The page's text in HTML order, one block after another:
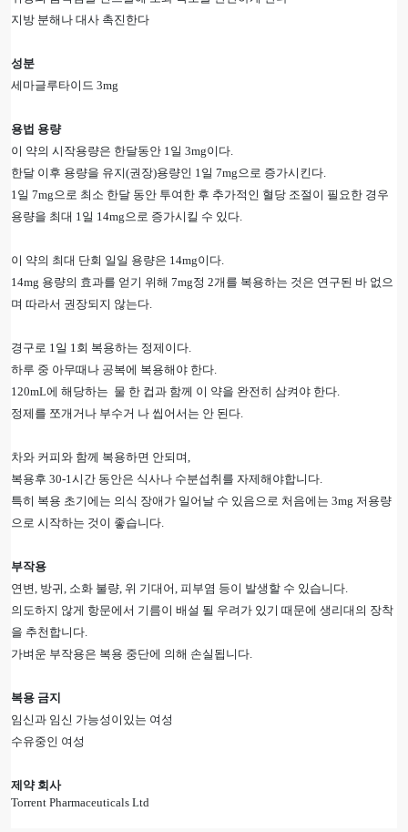
지방 분해나 대사 촉진한다
성분
세마글루타이드 3mg
용법 용량
이 약의 시작용량은 한달동안 1일 3mg이다.
한달 이후 용량을 유지(권장)용량인 1일 7mg으로 증가시킨다.
1일 7mg으로 최소 한달 동안 투여한 후 추가적인 혈당 조절이 필요한 경우
용량을 최대 1일 14mg으로 증가시킬 수 있다.
이 약의 최대 단회 일일 용량은 14mg이다.
14mg 용량의 효과를 얻기 위해 7mg정 2개를 복용하는 것은 연구된 바 없으
며 따라서 권장되지 않는다.
경구로 1일 1회 복용하는 정제이다.
하루 중 아무때나 공복에 복용해야 한다.
120mL에 해당하는 물 한 컵과 함께 이 약을 완전히 삼켜야 한다.
정제를 쪼개거나 부수거 나 씹어서는 안 된다.
차와 커피와 함께 복용하면 안되며,
복용후 30-1시간 동안은 식사나 수분섭취를 자제해야합니다.
특히 복용 초기에는 의식 장애가 일어날 수 있음으로 처음에는 3mg 저용량
으로 시작하는 것이 좋습니다.
부작용
연변, 방귀, 소화 불량, 위 기대어, 피부염 등이 발생할 수 있습니다.
의도하지 않게 항문에서 기름이 배설 될 우려가 있기 때문에 생리대의 장착
을 추천합니다.
가벼운 부작용은 복용 중단에 의해 손실됩니다.
복용 금지
임신과 임신 가능성이있는 여성
수유중인 여성
제약 회사
Torrent Pharmaceuticals Ltd